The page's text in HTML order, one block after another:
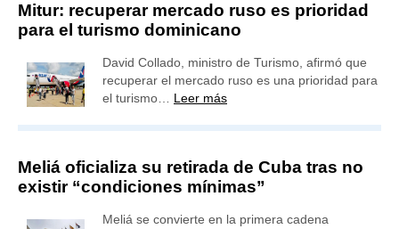
Mitur: recuperar mercado ruso es prioridad
para el turismo dominicano
David Collado, ministro de Turismo, afirmó que
recuperar el mercado ruso es una prioridad para
el turismo… Leer más
Meliá oficializa su retirada de Cuba tras no
existir “condiciones mínimas”
Meliá se convierte en la primera cadena